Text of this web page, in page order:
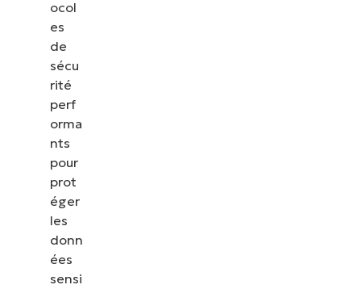
ocol
es
de
sécu
rité
perf
orma
nts
pour
prot
éger
les
donn
ées
sensi